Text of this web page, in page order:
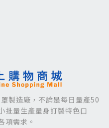
製造廠，不論是每日量產50
批量生產量身訂製特色口
項需求。